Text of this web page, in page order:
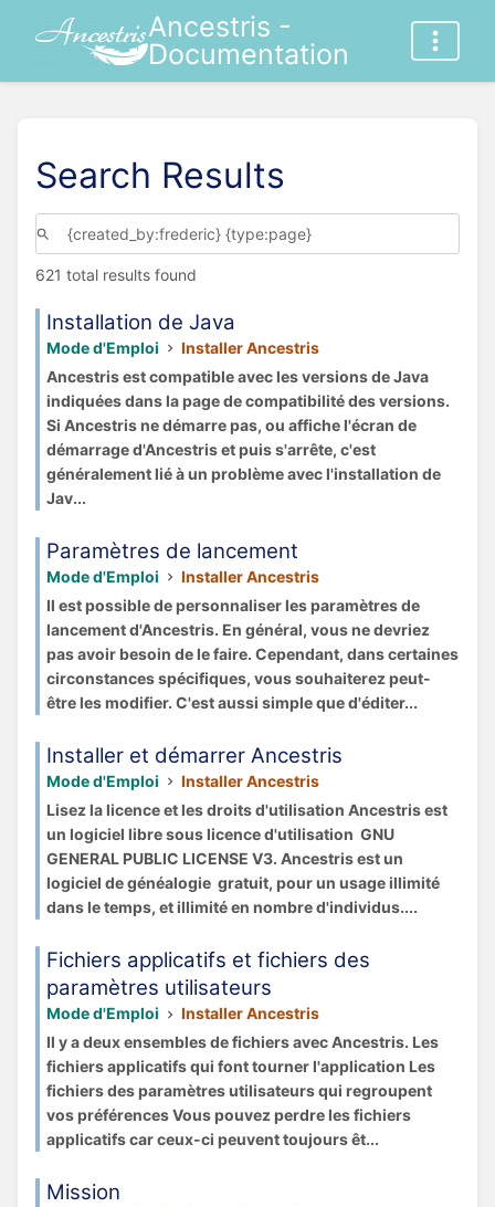
Ancestris -
Documentation
Search Results
621 total results found
Installation de Java
Mode d'Emploi
Installer Ancestris
Ancestris est compatible avec les versions de Java
indiquées dans la page de compatibilité des versions.
Si Ancestris ne démarre pas, ou affiche l'écran de
démarrage d'Ancestris et puis s'arrête, c'est
généralement lié à un problème avec l'installation de
Jav...
Paramètres de lancement
Mode d'Emploi
Installer Ancestris
Il est possible de personnaliser les paramètres de
lancement d'Ancestris. En général, vous ne devriez
pas avoir besoin de le faire. Cependant, dans certaines
circonstances spécifiques, vous souhaiterez peut-
être les modifier. C'est aussi simple que d'éditer...
Installer et démarrer Ancestris
Mode d'Emploi
Installer Ancestris
Lisez la licence et les droits d'utilisation Ancestris est
un logiciel libre sous licence d'utilisation GNU
GENERAL PUBLIC LICENSE V3. Ancestris est un
logiciel de généalogie gratuit, pour un usage illimité
dans le temps, et illimité en nombre d'individus....
Fichiers applicatifs et fichiers des
paramètres utilisateurs
Mode d'Emploi
Installer Ancestris
Il y a deux ensembles de fichiers avec Ancestris. Les
fichiers applicatifs qui font tourner l'application Les
fichiers des paramètres utilisateurs qui regroupent
vos préférences Vous pouvez perdre les fichiers
applicatifs car ceux-ci peuvent toujours êt...
Mission